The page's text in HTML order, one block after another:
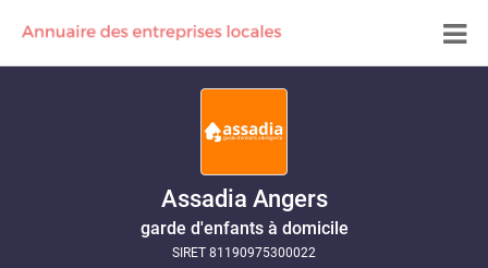
Assadia Angers
garde d'enfants à domicile
SIRET 81190975300022